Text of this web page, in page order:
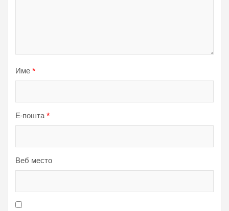
Име *
Е-пошта*
Веб место